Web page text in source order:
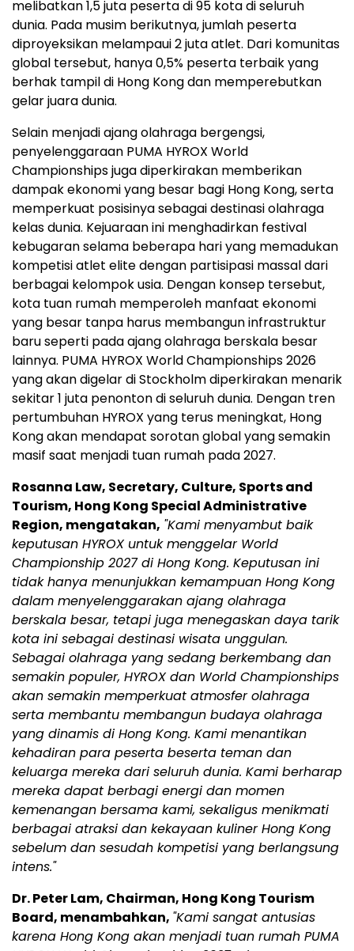
melibatkan 1,5 juta peserta di 95 kota di seluruh
dunia. Pada musim berikutnya, jumlah peserta
diproyeksikan melampaui 2 juta atlet. Dari komunitas
global tersebut, hanya 0,5% peserta terbaik yang
berhak tampil di Hong Kong dan memperebutkan
gelar juara dunia.
Selain menjadi ajang olahraga bergengsi,
penyelenggaraan PUMA HYROX World
Championships juga diperkirakan memberikan
dampak ekonomi yang besar bagi Hong Kong, serta
memperkuat posisinya sebagai destinasi olahraga
kelas dunia. Kejuaraan ini menghadirkan festival
kebugaran selama beberapa hari yang memadukan
kompetisi atlet elite dengan partisipasi massal dari
berbagai kelompok usia. Dengan konsep tersebut,
kota tuan rumah memperoleh manfaat ekonomi
yang besar tanpa harus membangun infrastruktur
baru seperti pada ajang olahraga berskala besar
lainnya. PUMA HYROX World Championships 2026
yang akan digelar di Stockholm diperkirakan menarik
sekitar 1 juta penonton di seluruh dunia. Dengan tren
pertumbuhan HYROX yang terus meningkat, Hong
Kong akan mendapat sorotan global yang semakin
masif saat menjadi tuan rumah pada 2027.
Rosanna Law, Secretary, Culture, Sports and
Tourism, Hong Kong Special Administrative
Region, mengatakan, "Kami menyambut baik
keputusan HYROX untuk menggelar World
Championship 2027 di Hong Kong. Keputusan ini
tidak hanya menunjukkan kemampuan Hong Kong
dalam menyelenggarakan ajang olahraga
berskala besar, tetapi juga menegaskan daya tarik
kota ini sebagai destinasi wisata unggulan.
Sebagai olahraga yang sedang berkembang dan
semakin populer, HYROX dan World Championships
akan semakin memperkuat atmosfer olahraga
serta membantu membangun budaya olahraga
yang dinamis di Hong Kong. Kami menantikan
kehadiran para peserta beserta teman dan
keluarga mereka dari seluruh dunia. Kami berharap
mereka dapat berbagi energi dan momen
kemenangan bersama kami, sekaligus menikmati
berbagai atraksi dan kekayaan kuliner Hong Kong
sebelum dan sesudah kompetisi yang berlangsung
intens."
Dr. Peter Lam, Chairman, Hong Kong Tourism
Board, menambahkan, "Kami sangat antusias
karena Hong Kong akan menjadi tuan rumah PUMA